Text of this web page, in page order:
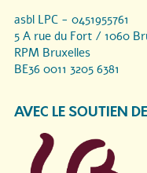
asbl LPC - 0451955761
5 A rue du Fort / 1060
RPM Bruxelles
BE36 0011 3205 6381
AVEC LE SOUTIEN DE